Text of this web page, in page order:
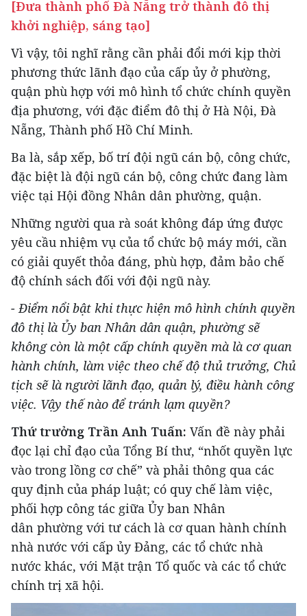
[Đưa thành phố Đà Nẵng trở thành đô thị
khởi nghiệp, sáng tạo]
Vì vậy, tôi nghĩ rằng cần phải đổi mới kịp thời
phương thức lãnh đạo của cấp ủy ở phường,
quận phù hợp với mô hình tổ chức chính quyền
địa phương, với đặc điểm đô thị ở Hà Nội, Đà
Nẵng, Thành phố Hồ Chí Minh.
Ba là, sắp xếp, bố trí đội ngũ cán bộ, công chức,
đặc biệt là đội ngũ cán bộ, công chức đang làm
việc tại Hội đồng Nhân dân phường, quận.
Những người qua rà soát không đáp ứng được
yêu cầu nhiệm vụ của tổ chức bộ máy mới, cần
có giải quyết thỏa đáng, phù hợp, đảm bảo chế
độ chính sách đối với đội ngũ này.
- Điểm nổi bật khi thực hiện mô hình chính quyền
đô thị là Ủy ban Nhân dân quận, phường sẽ
không còn là một cấp chính quyền mà là cơ quan
hành chính, làm việc theo chế độ thủ trưởng, Chủ
tịch sẽ là người lãnh đạo, quản lý, điều hành công
việc. Vậy thế nào để tránh lạm quyền?
Thứ trưởng Trần Anh Tuấn: Vấn đề này phải
đọc lại chỉ đạo của Tổng Bí thư, “nhốt quyền lực
vào trong lồng cơ chế” và phải thông qua các
quy định của pháp luật; có quy chế làm việc,
phối hợp công tác giữa Ủy ban Nhân
dân phường với tư cách là cơ quan hành chính
nhà nước với cấp ủy Đảng, các tổ chức nhà
nước khác, với Mặt trận Tổ quốc và các tổ chức
chính trị xã hội.